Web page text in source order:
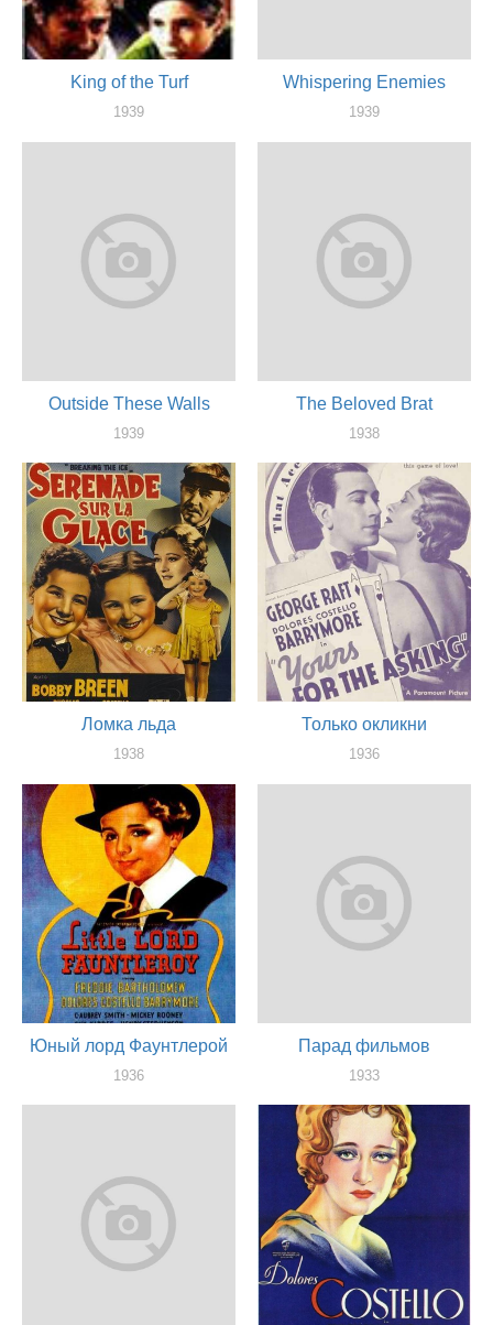
King of the Turf
1939
Whispering Enemies
1939
Outside These Walls
1939
The Beloved Brat
1938
Ломка льда
1938
Только окликни
1936
Юный лорд Фаунтлерой
1936
Парад фильмов
1933